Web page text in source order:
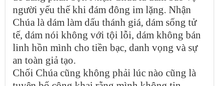
người yếu thế khi đám đông im lặng. Nhận
Chúa là dám làm dấu thánh giá, dám sống tử
tế, dám nói không với tội lỗi, dám không bán
linh hồn mình cho tiền bạc, danh vọng và sự
an toàn giả tạo.
Chối Chúa cũng không phải lúc nào cũng là